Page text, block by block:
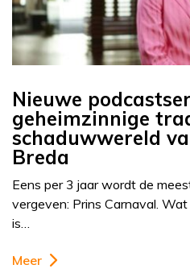
Nieuwe
geheimzinnige
schaduwwereld
Breda
Eens per 3 jaar wordt de
vergeven: Prins Carnaval.
is…
Meer